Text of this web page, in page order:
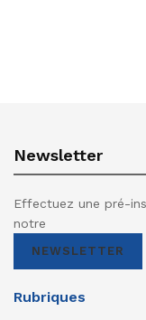
Newsletter
Effectuez une pré-
notre
NEWSLETTER
Rubriques